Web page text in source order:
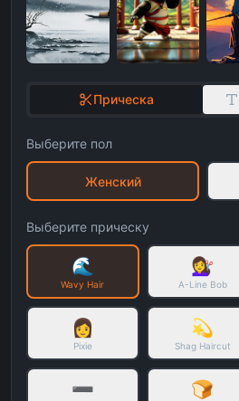
Прическа
Выберите пол
Женский
Выберите прическу
🌊
Wavy Hair
💇‍♀️
A-Line Bob
👩
Pixie
💫
Shag Haircut
➖ 🍞